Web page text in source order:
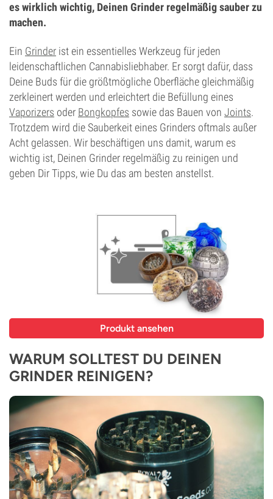
es wirklich wichtig, Deinen Grinder regelmäßig sauber zu
machen.
Ein Grinder ist ein essentielles Werkzeug für jeden
leidenschaftlichen Cannabisliebhaber. Er sorgt dafür, dass
Deine Buds für die größtmögliche Oberfläche gleichmäßig
zerkleinert werden und erleichtert die Befüllung eines
Vaporizers oder Bongkopfes sowie das Bauen von Joints.
Trotzdem wird die Sauberkeit eines Grinders oftmals außer
Acht gelassen. Wir beschäftigen uns damit, warum es
wichtig ist, Deinen Grinder regelmäßig zu reinigen und
geben Dir Tipps, wie Du das am besten anstellst.
Produkt ansehen
WARUM SOLLTEST DU DEINEN
GRINDER REINIGEN?